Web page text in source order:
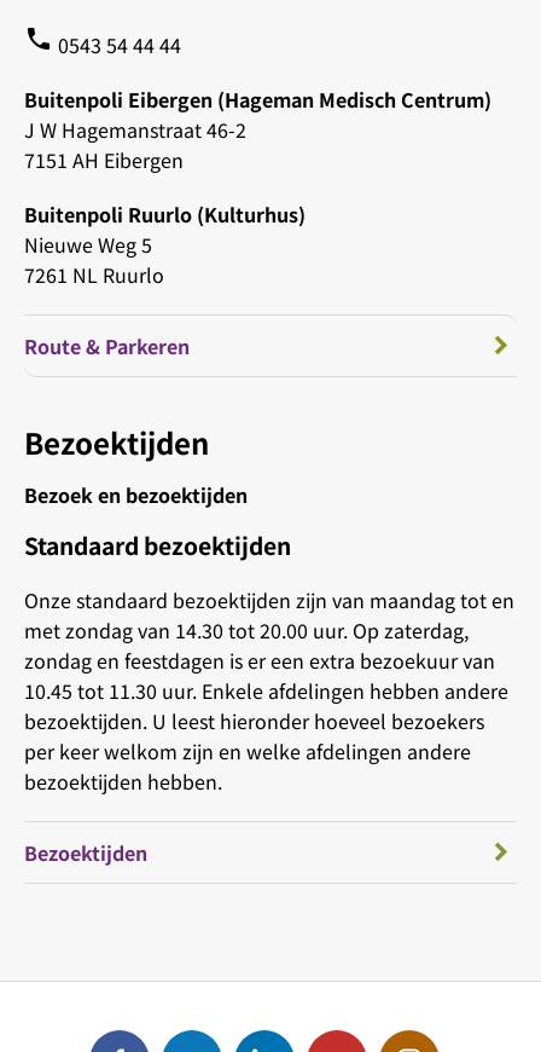
phone 0543 54 44 44
Buitenpoli Eibergen (Hageman Medisch Centrum)
J W Hagemanstraat 46-2
7151 AH Eibergen
Buitenpoli Ruurlo (Kulturhus)
Nieuwe Weg 5
7261 NL Ruurlo
Route & Parkeren
Bezoektijden
Bezoek en bezoektijden
Standaard bezoektijden
Onze standaard bezoektijden zijn van maandag tot en
met zondag van 14.30 tot 20.00 uur. Op zaterdag,
zondag en feestdagen is er een extra bezoekuur van
10.45 tot 11.30 uur. Enkele afdelingen hebben andere
bezoektijden. U leest hieronder hoeveel bezoekers
per keer welkom zijn en welke afdelingen andere
bezoektijden hebben.
Bezoektijden